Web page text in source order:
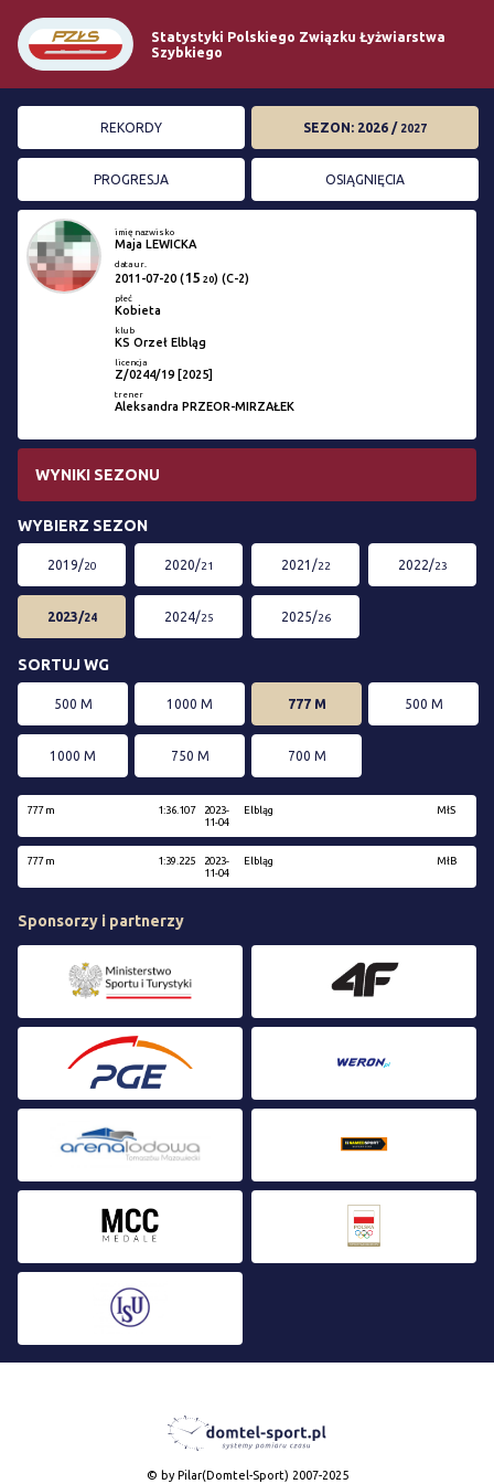
Statystyki Polskiego Związku Łyżwiarstwa
Szybkiego
REKORDY SEZON: 2026 / 2027
PROGRESJA OSIĄGNIĘCIA
imię nazwisko
Maja LEWICKA
data ur.
2011-07-20 (15 20) (C-2)
płeć
Kobieta
klub
KS Orzeł Elbląg
licencja
Z/0244/19 [2025]
trener
Aleksandra PRZEOR-MIRZAŁEK
WYNIKI SEZONU
WYBIERZ SEZON
2019/20 2020/21 2021/22 2022/23
2023/24 2024/25 2025/26
SORTUJ WG
500 M 1000 M 777 M 500 M
1000 M 750 M 700 M
777 m 1:36.107
2023-
11-04
Elbląg MłS
777 m 1:39.225
2023-
11-04
Elbląg MłB
Sponsorzy i partnerzy
© by Pilar(Domtel-Sport) 2007-2025